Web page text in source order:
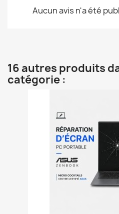
Aucun avis n'a été
16 autres produits
catégorie :